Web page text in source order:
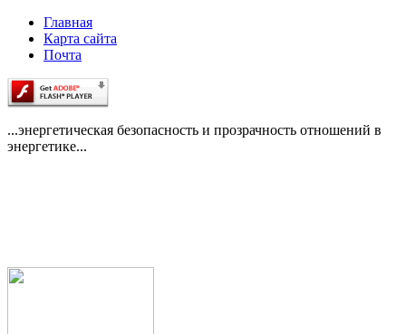
Главная
Карта сайта
Почта
...энергетическая безопасность и прозрачность отношений в
энергетике...